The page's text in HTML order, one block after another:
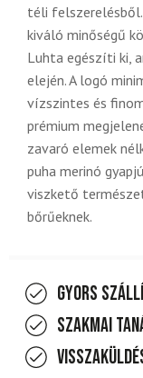
téli felszerelésből.
kiváló minőségű
Luhta egészíti ki,
elején. A logó
vízszintes és
prémium
zavaró elemek
puha merinó
viszkető
bőrűeknek.
Gyors
Szakmai